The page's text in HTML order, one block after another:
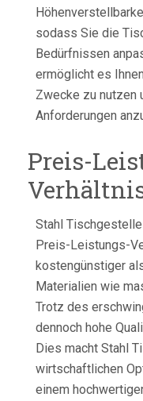
sodass Sie die
Bedürfnissen
ermöglicht es
Zwecke zu nutzen
Anforderungen
Preis-
Stahl
Preis-Leistungs-
kostengünstiger
Materialien wie
Trotz des
dennoch hohe
Dies macht Stahl
wirtschaftlichen
einem